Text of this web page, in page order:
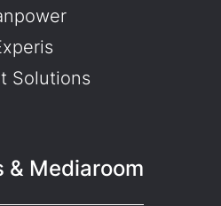
Solutions
& Mediaroom